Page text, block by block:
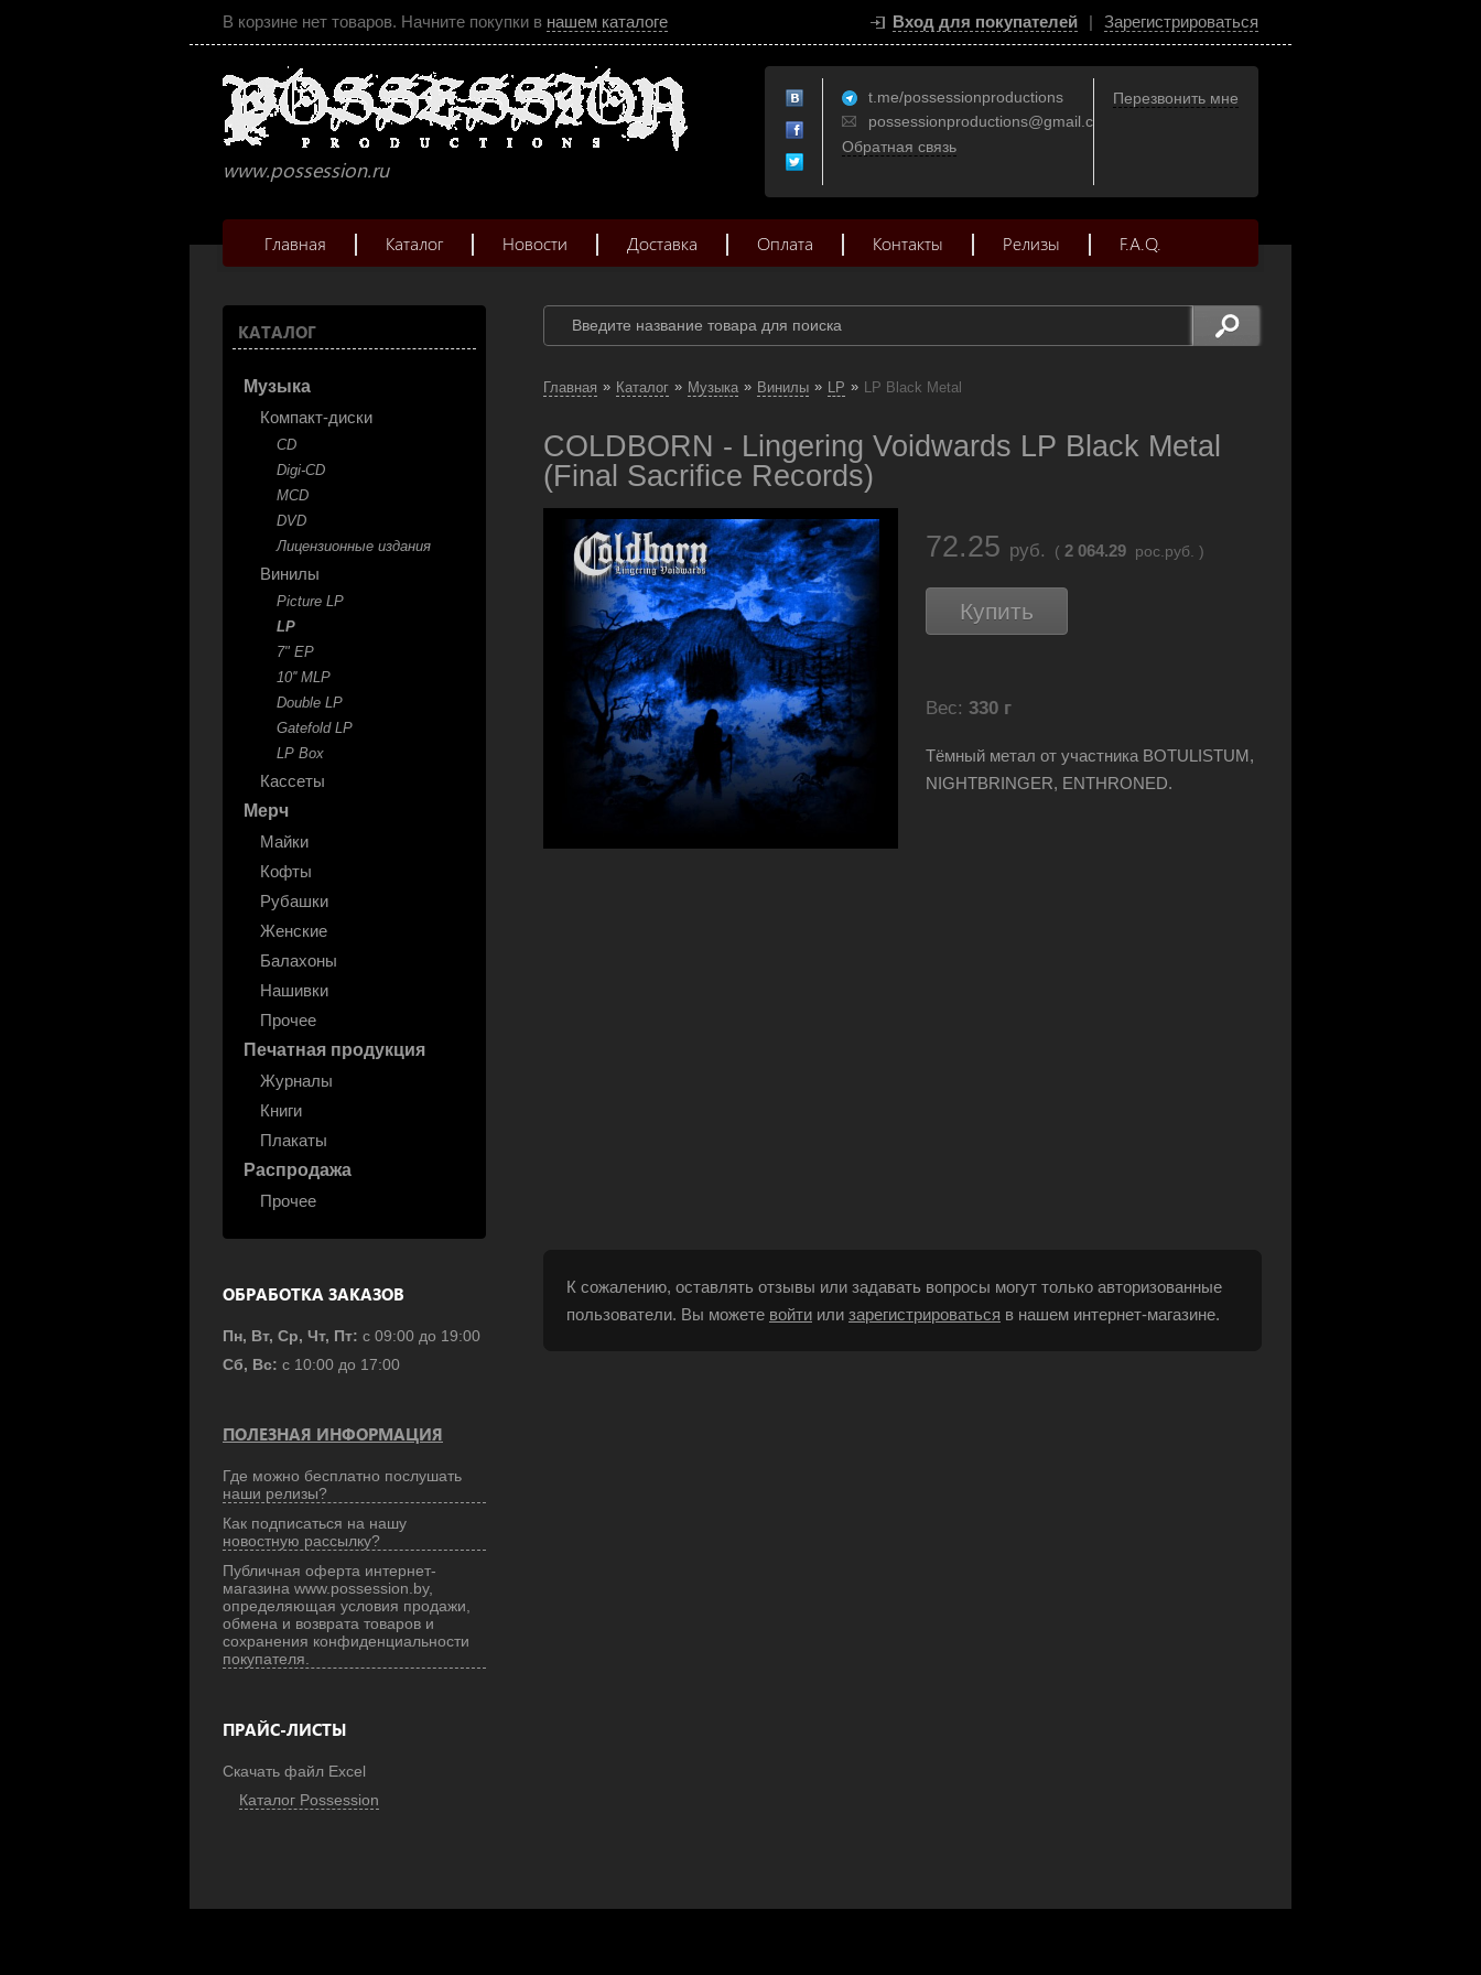
В корзине нет товаров. Начните покупки в нашем каталоге Вход для покупателей | Зарегистрироваться
www.possession.ru
t.me/possessionproductions
possessionproductions@gmail.com
Обратная связь
Перезвонить мне
Главная Каталог Новости Доставка Оплата Контакты Релизы F.A.Q.
КАТАЛОГ
Музыка
Компакт-диски
CD
Digi-CD
MCD
DVD
Лицензионные издания
Винилы
Picture LP
LP
7" EP
10'' MLP
Double LP
Gatefold LP
LP Box
Кассеты
Мерч
Майки
Кофты
Рубашки
Женские
Балахоны
Нашивки
Прочее
Печатная продукция
Журналы
Книги
Плакаты
Распродажа
Прочее
ОБРАБОТКА ЗАКАЗОВ
Пн, Вт, Ср, Чт, Пт: с 09:00 до 19:00
Сб, Вс: с 10:00 до 17:00
ПОЛЕЗНАЯ ИНФОРМАЦИЯ
Где можно бесплатно послушать
наши релизы?
Как подписаться на нашу
новостную рассылку?
Публичная оферта интернет-
магазина www.possession.by,
определяющая условия продажи,
обмена и возврата товаров и
сохранения конфиденциальности
покупателя.
ПРАЙС-ЛИСТЫ
Скачать файл Excel
Каталог Possession
Главная » Каталог » Музыка » Винилы » LP » LP Black Metal
COLDBORN - Lingering Voidwards LP Black Metal
(Final Sacrifice Records)
72.25 руб. ( 2 064.29 рос.руб. )
Купить
Вес: 330 г
Тёмный метал от участника BOTULISTUM,
NIGHTBRINGER, ENTHRONED.
К сожалению, оставлять отзывы или задавать вопросы могут только авторизованные
пользователи. Вы можете войти или зарегистрироваться в нашем интернет-магазине.